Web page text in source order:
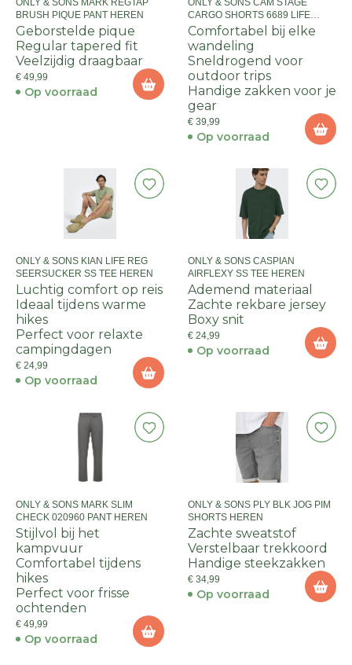
ONLY & SONS MARK REGTAP
BRUSH PIQUE PANT HEREN
Geborstelde pique
Regular tapered fit
Veelzijdig draagbaar
€ 49,99
Op voorraad
ONLY & SONS CAM STAGE
CARGO SHORTS 6689 LIFE
HEREN
Comfortabel bij elke
wandeling
Sneldrogend voor
outdoor trips
Handige zakken voor je
gear
€ 39,99
Op voorraad
ONLY & SONS KIAN LIFE REG
SEERSUCKER SS TEE HEREN
Luchtig comfort op reis
Ideaal tijdens warme
hikes
Perfect voor relaxte
campingdagen
€ 24,99
Op voorraad
ONLY & SONS CASPIAN
AIRFLEXY SS TEE HEREN
Ademend materiaal
Zachte rekbare jersey
Boxy snit
€ 24,99
Op voorraad
ONLY & SONS MARK SLIM
CHECK 020960 PANT HEREN
Stijlvol bij het
kampvuur
Comfortabel tijdens
hikes
Perfect voor frisse
ochtenden
€ 49,99
Op voorraad
ONLY & SONS PLY BLK JOG PIM
SHORTS HEREN
Zachte sweatstof
Verstelbaar trekkoord
Handige steekzakken
€ 34,99
Op voorraad